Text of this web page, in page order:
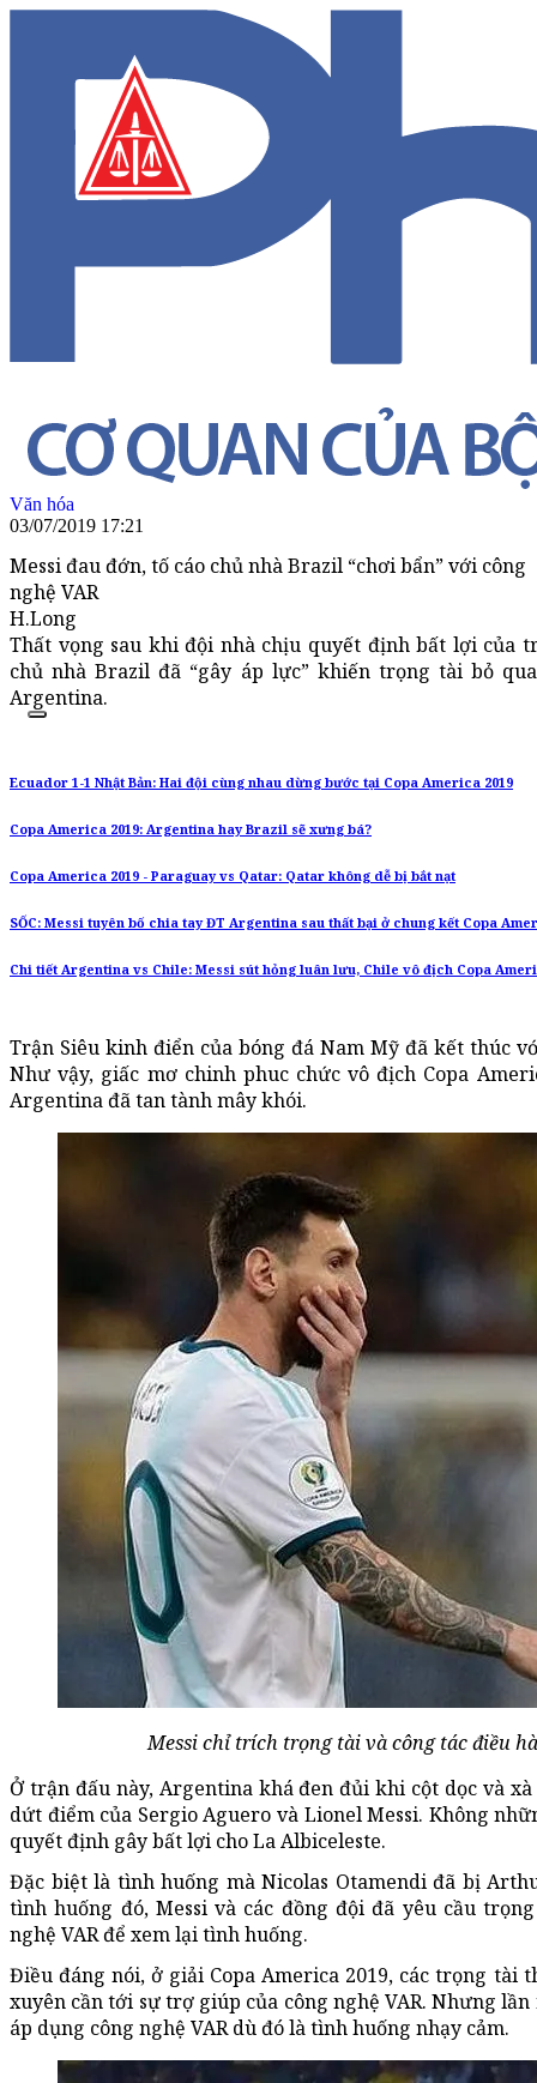
Văn hóa
03/07/2019 17:21
Messi đau đớn, tố cáo chủ nhà Brazil “chơi bẩn” với công
nghệ VAR
H.Long
Thất vọng sau khi đội nhà chịu quyết định bất lợi của
chủ nhà Brazil đã “gây áp lực” khiến trọng tài bỏ
Argentina.
Ecuador 1-1 Nhật Bản: Hai đội cùng nhau dừng bước tại Copa America 2019
Copa America 2019: Argentina hay Brazil sẽ xưng bá?
Copa America 2019 - Paraguay vs Qatar: Qatar không dễ bị bắt nạt
SỐC: Messi tuyên bố chia tay ĐT Argentina sau thất bại ở chung kết Copa
Chi tiết Argentina vs Chile: Messi sút hỏng luân lưu, Chile vô địch Copa
Trận Siêu kinh điển của bóng đá Nam Mỹ đã kết thúc
Như vậy, giấc mơ chinh phuc chức vô địch Copa
Argentina đã tan tành mây khói.
Messi chỉ trích trọng tài và công tác điều
Ở trận đấu này, Argentina khá đen đủi khi cột dọc và
dứt điểm của Sergio Aguero và Lionel Messi. Không
quyết định gây bất lợi cho La Albiceleste.
Đặc biệt là tình huống mà Nicolas Otamendi đã bị
tình huống đó, Messi và các đồng đội đã yêu cầu
nghệ VAR để xem lại tình huống.
Điều đáng nói, ở giải Copa America 2019, các trọng tài
xuyên cần tới sự trợ giúp của công nghệ VAR. Nhưng
áp dụng công nghệ VAR dù đó là tình huống nhạy cảm.